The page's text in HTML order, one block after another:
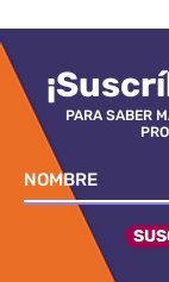
PARA SABER